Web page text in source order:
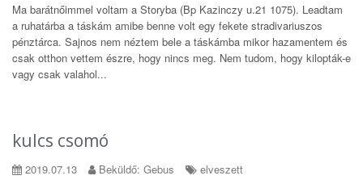
Ma barátnőimmel voltam a Storyba (Bp Kazinczy u.21 1075). Leadtam
a ruhatárba a táskám amibe benne volt egy fekete stradivariuszos
pénztárca. Sajnos nem néztem bele a táskámba mikor hazamentem és
csak otthon vettem észre, hogy nincs meg. Nem tudom, hogy kilopták-e
vagy csak valahol...
kulcs csomó
2019.07.13 Beküldő: Gebus
elveszett